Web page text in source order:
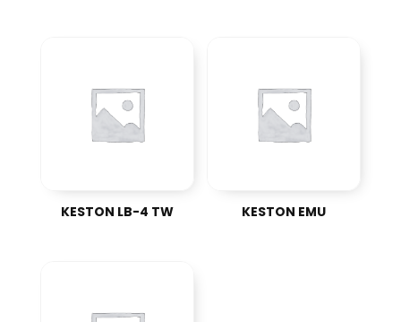
KESTON LB-4 TW KESTON EMU